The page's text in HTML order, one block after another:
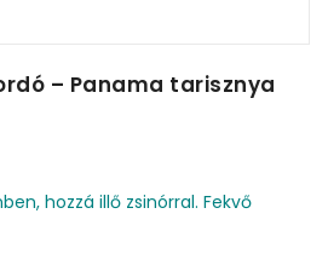
– Panama tarisznya
hozzá illő zsinórral. Fekvő